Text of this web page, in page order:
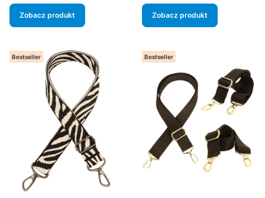
Zobacz produkt Zobacz produkt
Bestseller Bestseller